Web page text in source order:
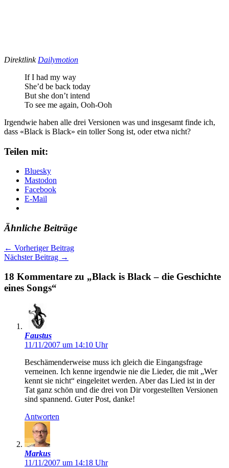
Direktlink Dailymotion
If I had my way
She’d be back today
But she don’t intend
To see me again, Ooh-Ooh
Irgendwie haben alle drei Versionen was und insgesamt finde ich,
dass «Black is Black» ein toller Song ist, oder etwa nicht?
Teilen mit:
Bluesky
Mastodon
Facebook
E-Mail
Ähnliche Beiträge
← Vorheriger Beitrag
Nächster Beitrag →
18 Kommentare zu „Black is Black – die Geschichte
eines Songs“
Faustus
11/11/2007 um 14:10 Uhr
Beschämenderweise muss ich gleich die Eingangsfrage
verneinen. Ich kenne irgendwie nie die Lieder, die mit „Wer
kennt sie nicht“ eingeleitet werden. Aber das Lied ist in der
Tat ganz schön und die drei von Dir vorgestellten Versionen
sind spannend. Guter Post, danke!
Antworten
Markus
11/11/2007 um 14:18 Uhr